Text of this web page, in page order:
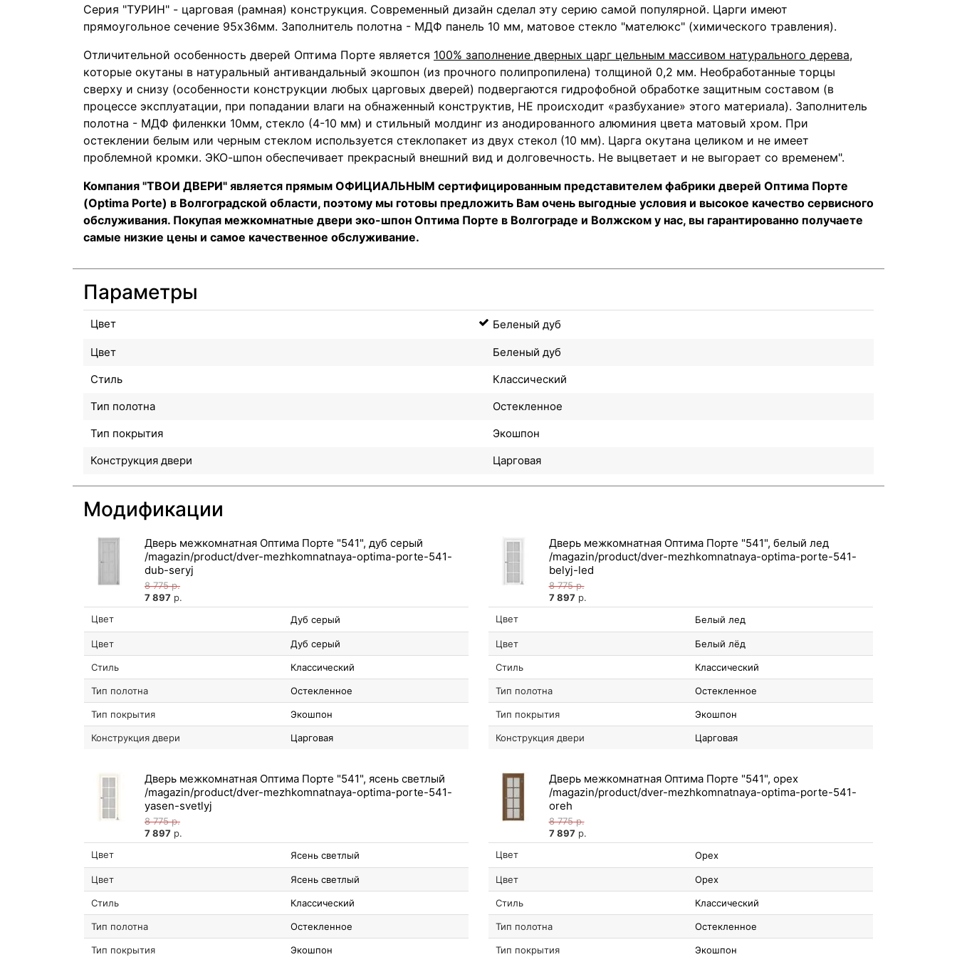
Серия "ТУРИН" - царговая (рамная) конструкция. Современный дизайн сделал эту серию самой популярной. Царги имеют
прямоугольное сечение 95х36мм. Заполнитель полотна - МДФ панель 10 мм, матовое стекло "мателюкс" (химического травления).
Отличительной особенность дверей Оптима Порте является 100% заполнение дверных царг цельным массивом натурального дерева,
которые окутаны в натуральный антивандальный экошпон (из прочного полипропилена) толщиной 0,2 мм. Необработанные торцы
сверху и снизу (особенности конструкции любых царговых дверей) подвергаются гидрофобной обработке защитным составом (в
процессе эксплуатации, при попадании влаги на обнаженный конструктив, НЕ происходит «разбухание» этого материала). Заполнитель
полотна - МДФ филенкки 10мм, стекло (4-10 мм) и стильный молдинг из анодированного алюминия цвета матовый хром. При
остеклении белым или черным стеклом используется стеклопакет из двух стекол (10 мм). Царга окутана целиком и не имеет
проблемной кромки. ЭКО-шпон обеспечивает прекрасный внешний вид и долговечность. Не выцветает и не выгорает со временем".
Компания "ТВОИ ДВЕРИ" является прямым ОФИЦИАЛЬНЫМ сертифицированным представителем фабрики дверей Оптима Порте
(Optima Porte) в Волгоградской области, поэтому мы готовы предложить Вам очень выгодные условия и высокое качество сервисного
обслуживания. Покупая межкомнатные двери эко-шпон Оптима Порте в Волгограде и Волжском у нас, вы гарантированно получаете
самые низкие цены и самое качественное обслуживание.
Параметры
Цвет Беленый дуб
Цвет
Беленый дуб
Стиль
Классический
Тип полотна
Остекленное
Тип покрытия
Экошпон
Конструкция двери
Царговая
Модификации
Дверь межкомнатная Оптима Порте "541", дуб серый
8 775р.
7 897 р.
Цвет
Дуб серый
Цвет Дуб серый
Стиль Классический
Тип полотна Остекленное
Тип покрытия Экошпон
Конструкция двери Царговая
Дверь межкомнатная Оптима Порте "541", белый лед
8 775р.
7 897р.
Цвет
Белый лед
Цвет Белый лёд
Стиль Классический
Тип полотна Остекленное
Тип покрытия Экошпон
Конструкция двери Царговая
Дверь межкомнатная Оптима Порте "541", ясень светлый
8 775р.
7 897 р.
Цвет
Ясень светлый
Цвет Ясень светлый
Стиль Классический
Тип полотна Остекленное
Тип покрытия Экошпон
Дверь межкомнатная Оптима Порте "541", орех
8 775р.
7 897р.
Цвет
Орех
Цвет Орех
Стиль Классический
Тип полотна Остекленное
Тип покрытия Экошпон